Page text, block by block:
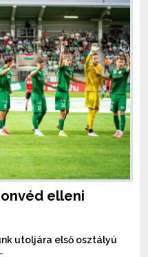
elleni
utoljára első osztályú